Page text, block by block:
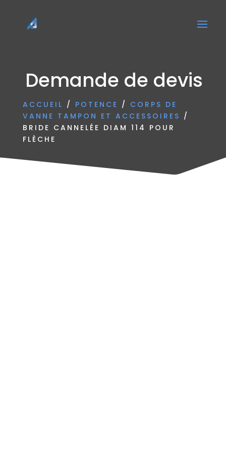
Demande de devis
ACCUEIL / POTENCE / CORPS DE
VANNE TAMPON ET ACCESSOIRES /
BRIDE CANNELÉE DIAM 114 POUR
FLÈCHE